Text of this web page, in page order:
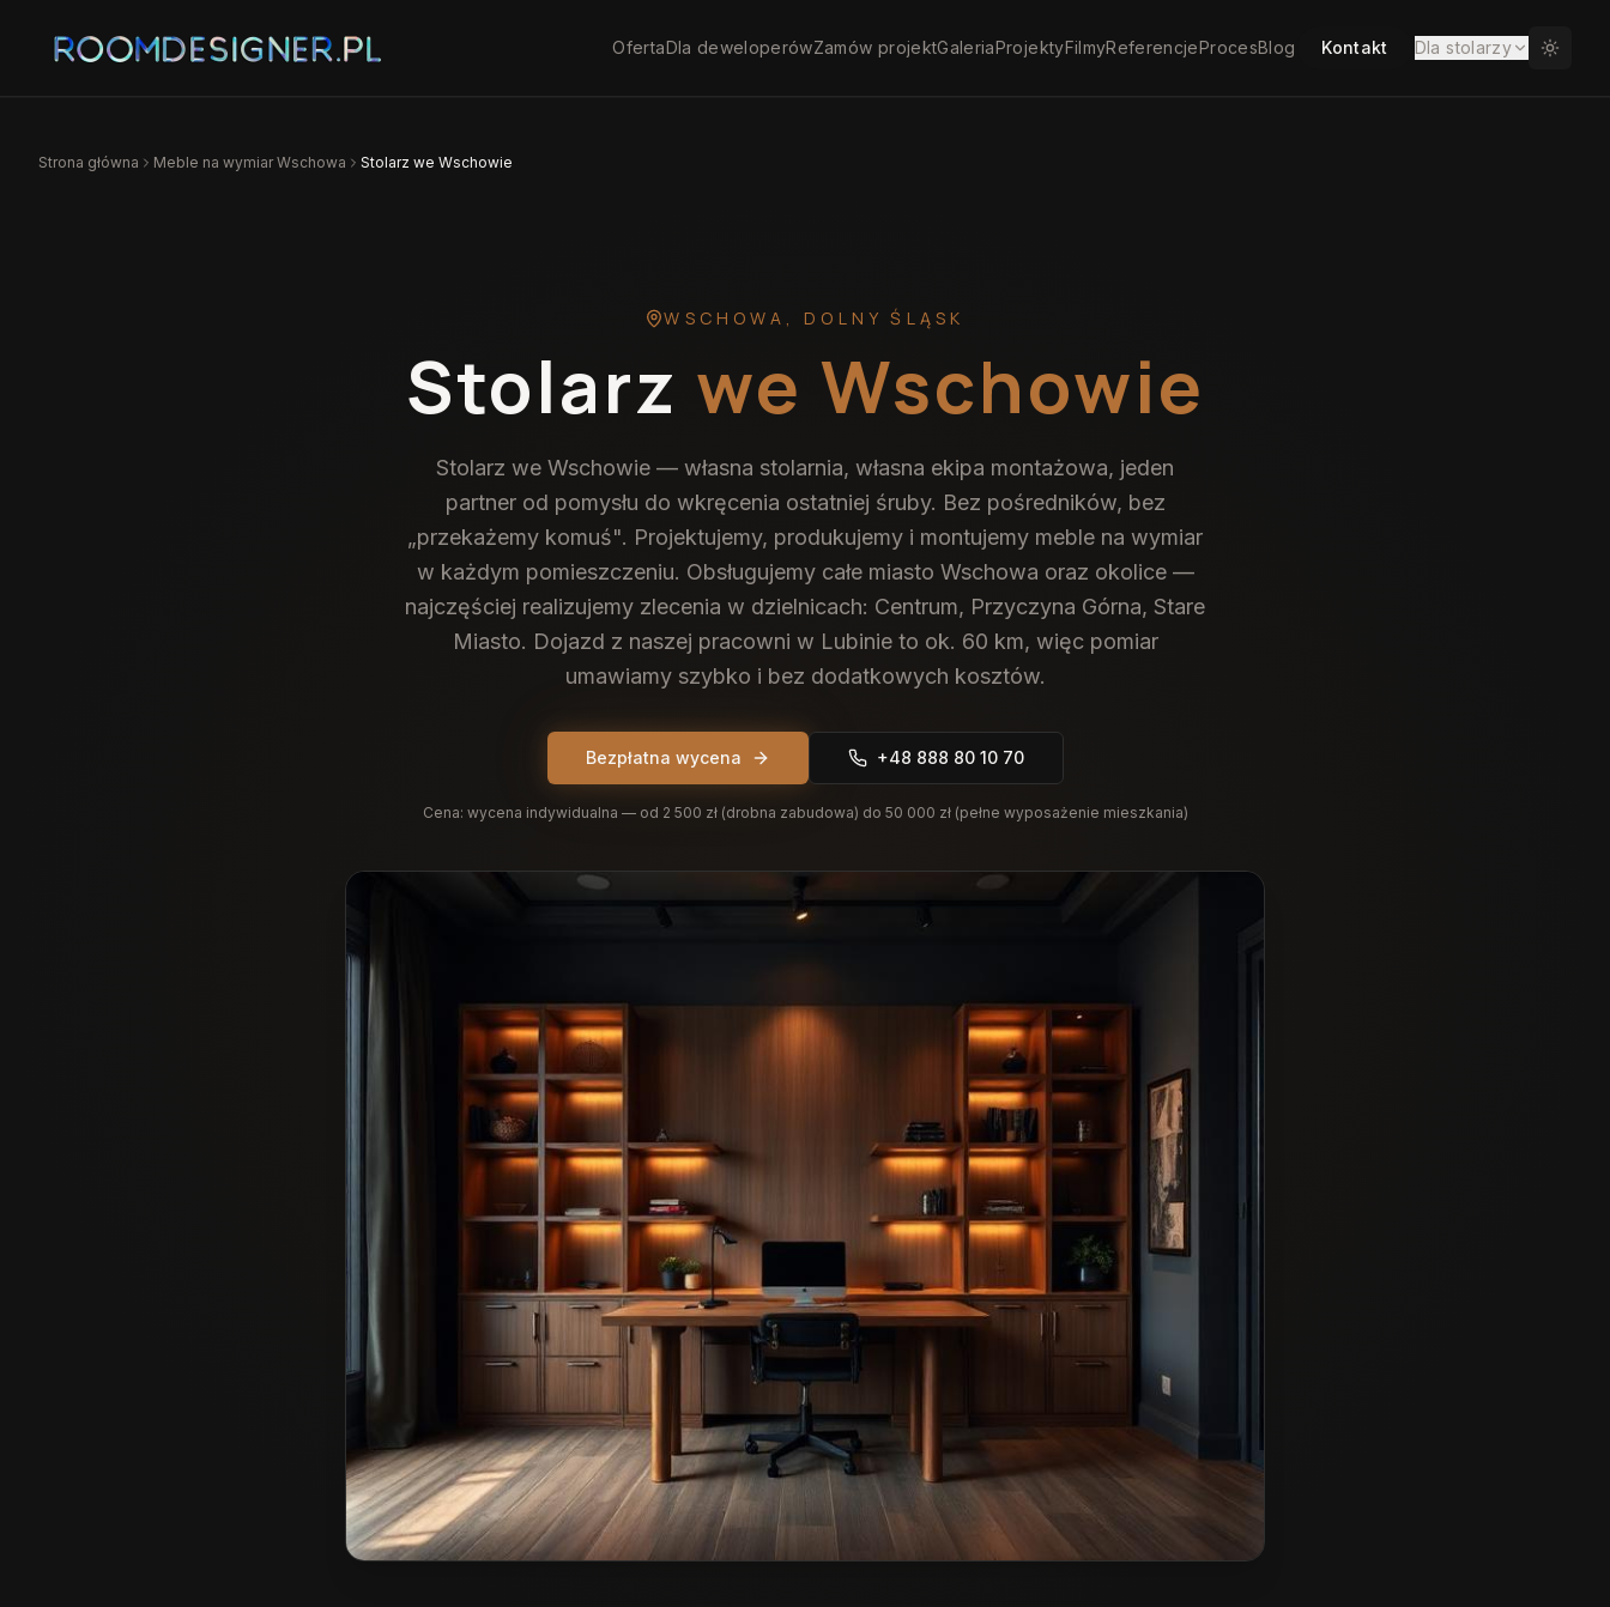
OfertaDla deweloperówZamów projektGaleriaProjektyFilmyReferencjeProcesBlog Kontakt Dla stolarzy
Strona główna Meble na wymiarWschowa Stolarz we Wschowie
WSCHOWA , DOLNY ŚLĄSK
Stolarz we Wschowie
Stolarz we Wschowie — własna stolarnia, własna ekipa montażowa, jeden
partner od pomysłu do wkręcenia ostatniej śruby. Bez pośredników, bez
„przekażemy komuś". Projektujemy, produkujemy i montujemy meble na wymiar
w każdym pomieszczeniu. Obsługujemy całe miasto Wschowa oraz okolice —
najczęściej realizujemy zlecenia w dzielnicach: Centrum, Przyczyna Górna, Stare
Miasto. Dojazd z naszej pracowni w Lubinie to ok. 60 km, więc pomiar
umawiamy szybko i bez dodatkowych kosztów.
Bezpłatna wycena +48 888 80 10 70
Cena: wycena indywidualna — od 2 500 zł (drobna zabudowa) do 50 000 zł (pełne wyposażenie mieszkania)